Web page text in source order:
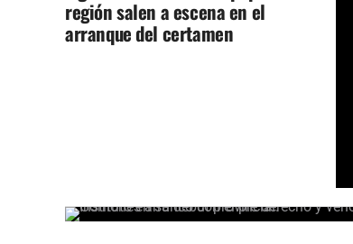
región salen a escena en el
arranque del certamen